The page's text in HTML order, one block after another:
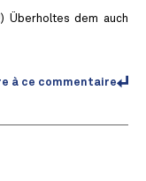
Überholtes dem auch
à ce commentaire